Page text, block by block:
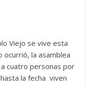
Viejo se vive esta
ocurrió, la asamblea
cuatro personas por
la fecha viven